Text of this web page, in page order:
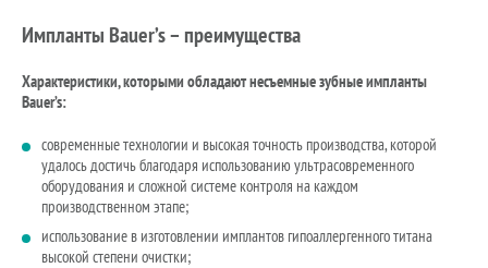
Импланты Bauer’s – преимущества
Характеристики, которыми обладают несъемные зубные импланты
Bauer’s:
современные технологии и высокая точность производства, которой
удалось достичь благодаря использованию ультрасовременного
оборудования и сложной системе контроля на каждом
производственном этапе;
использование в изготовлении имплантов гипоаллергенного титана
высокой степени очистки;